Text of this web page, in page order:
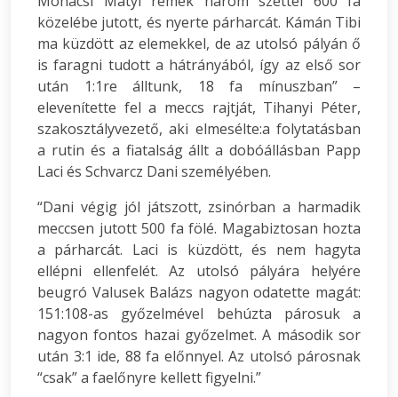
közelébe jutott, és nyerte párharcát. Kámán Tibi
ma küzdött az elemekkel, de az utolsó pályán ő
is faragni tudott a hátrányából, így az első sor
után 1:1re álltunk, 18 fa mínuszban” –
elevenítette fel a meccs rajtját, Tihanyi Péter,
szakosztályvezető, aki elmesélte:a folytatásban
a rutin és a fiatalság állt a dobóállásban Papp
Laci és Schvarcz Dani személyében.
“Dani végig jól játszott, zsinórban a harmadik
meccsen jutott 500 fa fölé. Magabiztosan hozta
a párharcát. Laci is küzdött, és nem hagyta
ellépni ellenfelét. Az utolsó pályára helyére
beugró Valusek Balázs nagyon odatette magát:
151:108-as győzelmével behúzta párosuk a
nagyon fontos hazai győzelmet. A második sor
után 3:1 ide, 88 fa előnnyel. Az utolsó párosnak
“csak” a faelőnyre kellett figyelni.”